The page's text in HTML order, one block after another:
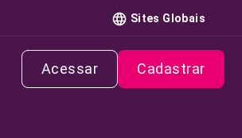
Sites Globais
Acessar Cadastrar